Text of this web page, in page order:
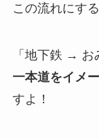
この流れにする
「地下鉄 →
一本道をイメ
すよ！